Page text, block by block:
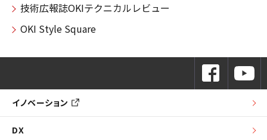
技術広報誌OKIテクニカルレビュー
OKI Style Square
イノベーション
DX